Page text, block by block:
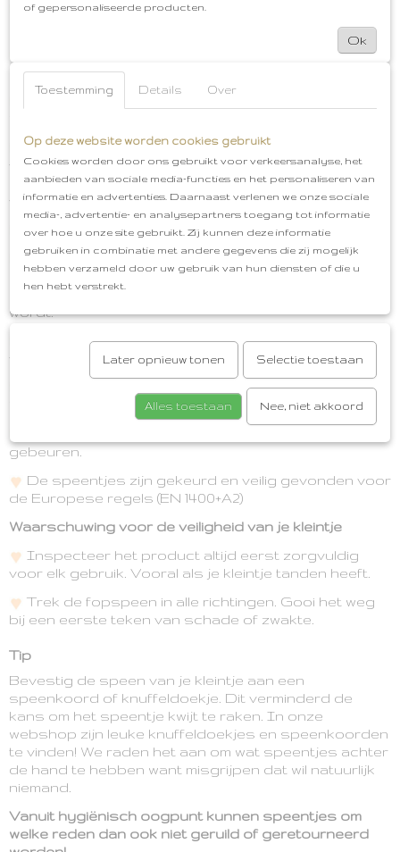
Voor het eerste gebruik de fopspeen 5 minuten in
Voor het verdere gebruik kan je de speen reinigen
door er kokend water over te gieten.
Er kan water in de speen lopen. Wanneer de speen
De speen niet in de magnetronsterilisator of
vaatwasser reinigen, ook niet in de zon of de warmte
leggen. De speen kan dan kleverig worden of
verkleuren.
Vervang de speen elke 4-6 weken.
Het speengedeelte van de FRIGG speentjes is
gemaakt van natuurrubber. Dit heeft als eigenschap
dat de speen groter wordt wanneer er op gezogen
wordt.
Het is daarom mogelijk dat de speen van originele
vorm afwijkt van een eerder gekochte speen.
Wanneer je kleintje per ongeluk het hele speentje
in de mond stopt, verwijdere deze dan rustig.
gebeuren.
De speentjes zijn gekeurd en veilig gevonden voor
de Europese regels (EN 1400+A2)
Waarschuwing voor de veiligheid van je kleintje
Inspecteer het product altijd eerst zorgvuldig
voor elk gebruik. Vooral als je kleintje tanden heeft.
Trek de fopspeen in alle richtingen. Gooi het weg
bij een eerste teken van schade of zwakte.
Tip
Bevestig de speen van je kleintje aan een
speenkoord of knuffeldoekje. Dit verminderd de
kans om het speentje kwijt te raken. In onze
webshop zijn leuke knuffeldoekjes en speenkoorden
te vinden! We raden het aan om wat speentjes achter
de hand te hebben want misgrijpen dat wil natuurlijk
niemand.
Vanuit hygiënisch oogpunt kunnen speentjes om
welke reden dan ook niet geruild of geretourneerd
of gepersonaliseerde producten.
Ok
Toestemming Details Over
Op deze website worden cookies gebruikt
Cookies worden door ons gebruikt voor verkeersanalyse, het
aanbieden van sociale media-functies en het personaliseren van
informatie en advertenties. Daarnaast verlenen we onze sociale
media-, advertentie- en analysepartners toegang tot informatie
over hoe u onze site gebruikt. Zij kunnen deze informatie
gebruiken in combinatie met andere gegevens die zij mogelijk
hebben verzameld door uw gebruik van hun diensten of die u
hen hebt verstrekt.
Later opnieuw tonen Selectie toestaan
Alles toestaan Nee, niet akkoord